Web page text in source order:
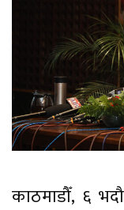
काठमाडौँ, ६